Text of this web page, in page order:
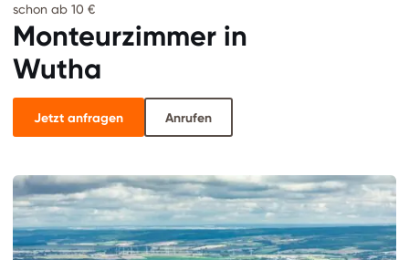
schon ab 10 €
Monteurzimmer in
Wutha
Jetzt anfragen Anrufen